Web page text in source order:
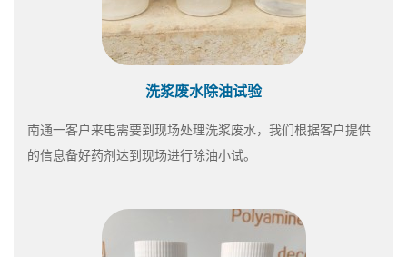
洗浆废水除油试验
南通一客户来电需要到现场处理洗浆废水，我们根据客户提供
的信息备好药剂达到现场进行除油小试。